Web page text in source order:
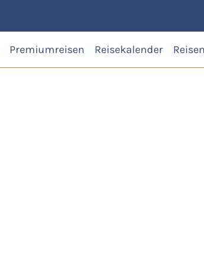
Premiumreisen Reisekalender